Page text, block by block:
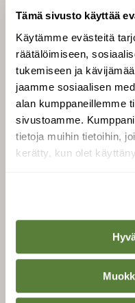
Tämä sivusto käyttää
Käytämme evästeitä
räätälöimiseen,
tukemiseen ja
jaamme sosiaalisen
alan kumppaneillemme
sivustoamme.
tietoja muihin tietoihin,
kerätty, kun olet